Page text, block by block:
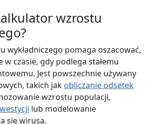
wzrostu
wykładniczego pomaga oszacować,
czasie, gdy podlega stałemu
Jest powszechnie używany
takich jakobliczanie odsetek
wzrostu populacji,
lub modelowanie
się wirusa.